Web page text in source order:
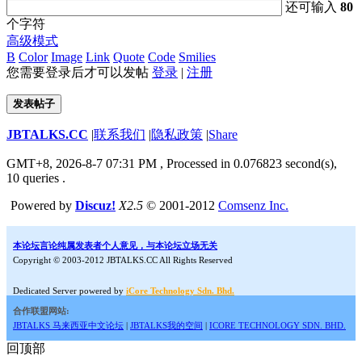
还可输入80
个字符
高级模式
B Color Image Link Quote Code Smilies
您需要登录后才可以发帖 登录 | 注册
发表帖子
JBTALKS.CC |联系我们 |隐私政策 |Share
GMT+8, 2026-8-7 07:31 PM , Processed in 0.076823 second(s),
10 queries .
Powered by Discuz! X2.5 © 2001-2012 Comsenz Inc.
本论坛言论纯属发表者个人意见，与本论坛立场无关
Copyright © 2003-2012 JBTALKS.CC All Rights Reserved
Dedicated Server powered by iCore Technology Sdn. Bhd.
合作联盟网站:
JBTALKS 马来西亚中文论坛 | JBTALKS我的空间 | ICORE TECHNOLOGY SDN. BHD.
回顶部